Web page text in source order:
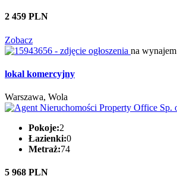
2 459 PLN
Zobacz
na wynajem
lokal komercyjny
Warszawa, Wola
Pokoje:2
Łazienki:0
Metraż:74
5 968 PLN